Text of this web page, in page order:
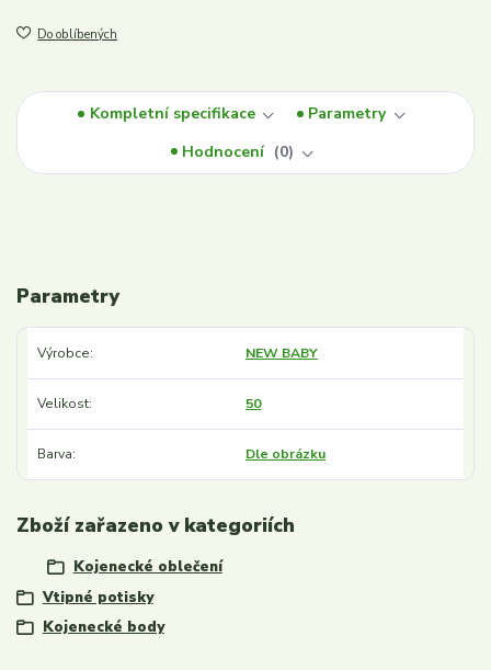
Do oblíbených
Kompletní specifikace
Parametry
Hodnocení
0
Parametry
Výrobce NEW BABY
Velikost 50
Barva Dle obrázku
Zboží zařazeno v kategoriích
Kojenecké oblečení
Vtipné potisky
Kojenecké body